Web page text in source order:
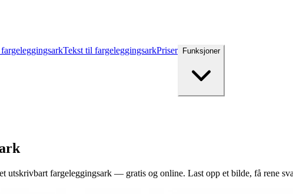
Tekst til fargeleggingsarkPriser Funksjoner
utskrivbart fargeleggingsark — gratis og online. Last opp et bilde, få rene